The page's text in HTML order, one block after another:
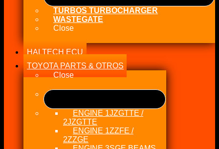
TURBOS TURBOCHARGER
WASTEGATE
Close
HALTECH ECU
TOYOTA PARTS & OTROS
Close
ENGINE 1JZGTTE /
2JZGTTE
ENGINE 1ZZFE /
2ZZGE